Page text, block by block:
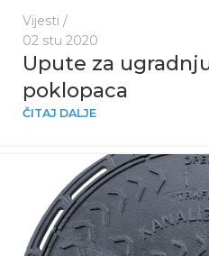
Vijesti
02 stu 2020
Upute za
poklopaca
ČITAJ DALJE